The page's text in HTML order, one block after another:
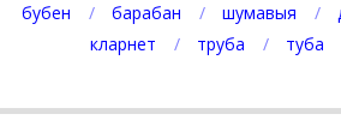
бубен
барабан шумавыя
кларнет
труба туба